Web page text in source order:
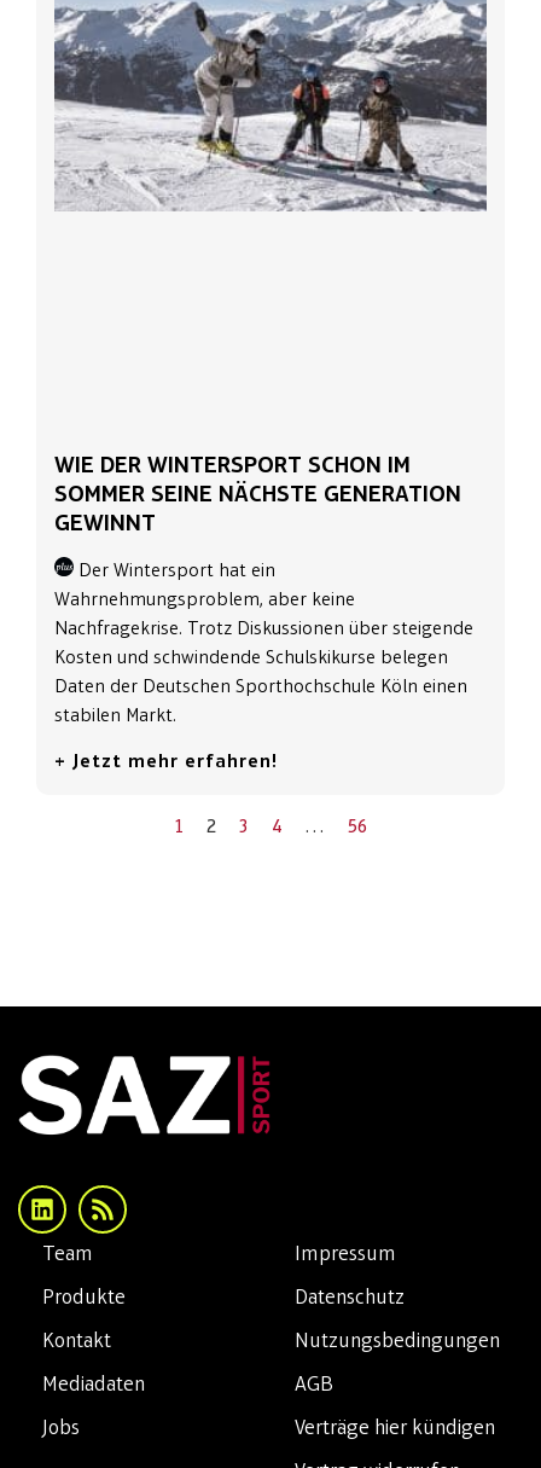
WIE DER WINTERSPORT SCHON IM
SOMMER SEINE NÄCHSTE GENERATION
GEWINNT
Der Wintersport hat ein
Wahrnehmungsproblem, aber keine
Nachfragekrise. Trotz Diskussionen über steigende
Kosten und schwindende Schulskikurse belegen
Daten der Deutschen Sporthochschule Köln einen
stabilen Markt.
+ Jetzt mehr erfahren!
1 2 3 4 … 56
Impressum
Datenschutz
Nutzungsbedingungen
AGB
Verträge hier kündigen
Team
Produkte
Kontakt
Mediadaten
Jobs